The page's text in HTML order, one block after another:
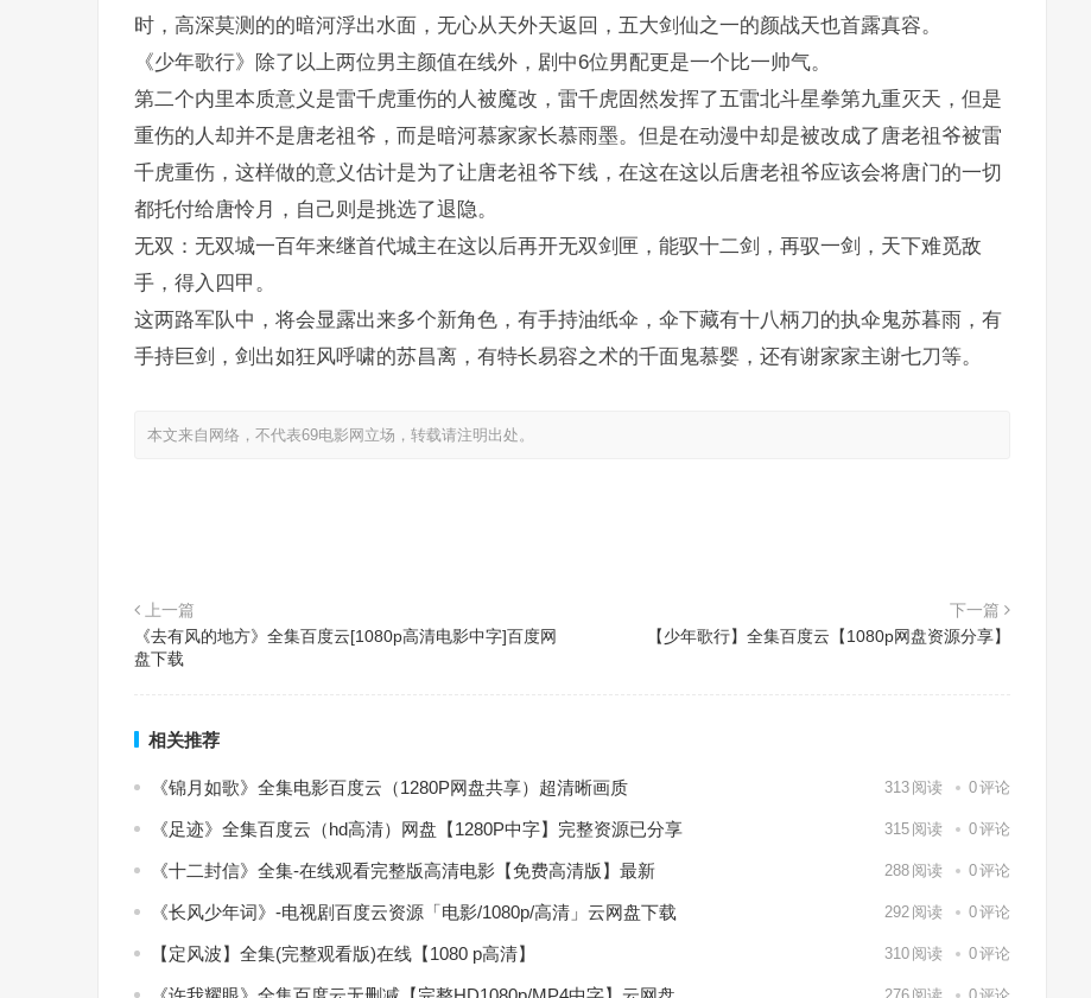
时，高深莫测的的暗河浮出水面，无心从天外天返回，五大剑仙之一的颜战天也首露真容。
《少年歌行》除了以上两位男主颜值在线外，剧中6位男配更是一个比一帅气。
第二个内里本质意义是雷千虎重伤的人被魔改，雷千虎固然发挥了五雷北斗星拳第九重灭天，但是
重伤的人却并不是唐老祖爷，而是暗河慕家家长慕雨墨。但是在动漫中却是被改成了唐老祖爷被雷
千虎重伤，这样做的意义估计是为了让唐老祖爷下线，在这在这以后唐老祖爷应该会将唐门的一切
都托付给唐怜月，自己则是挑选了退隐。
无双：无双城一百年来继首代城主在这以后再开无双剑匣，能驭十二剑，再驭一剑，天下难觅敌
手，得入四甲。
这两路军队中，将会显露出来多个新角色，有手持油纸伞，伞下藏有十八柄刀的执伞鬼苏暮雨，有
手持巨剑，剑出如狂风呼啸的苏昌离，有特长易容之术的千面鬼慕婴，还有谢家家主谢七刀等。
本文来自网络，不代表69电影网立场，转载请注明出处。
上一篇
《去有风的地方》全集百度云[1080p高清电影中字]百度网
盘下载
下一篇
【少年歌行】全集百度云【1080p网盘资源分享】
相关推荐
《锦月如歌》全集电影百度云（1280P网盘共享）超清晰画质 313 阅读 0评论
《足迹》全集百度云（hd高清）网盘【1280P中字】完整资源已分享 315 阅读 0评论
《十二封信》全集-在线观看完整版高清电影【免费高清版】最新 288 阅读 0评论
《长风少年词》-电视剧百度云资源「电影/1080p/高清」云网盘下载 292 阅读 0评论
【定风波】全集(完整观看版)在线【1080 p高清】 310 阅读 0评论